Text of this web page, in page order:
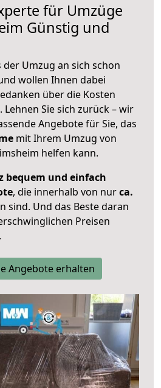
für Umzüge
Günstig und
Umzug an sich schon
wollen Ihnen dabei
über die Kosten
Lehnen Sie sich zurück – wir
Angebote für Sie, das
mit Ihrem Umzug von
helfen kann.
bequem und einfach
, die innerhalb von nurca.
sind. Und das Beste daran
Preisen
Angebote erhalten